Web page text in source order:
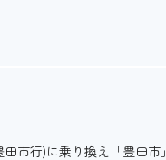
市行)に乗り換え「豊田